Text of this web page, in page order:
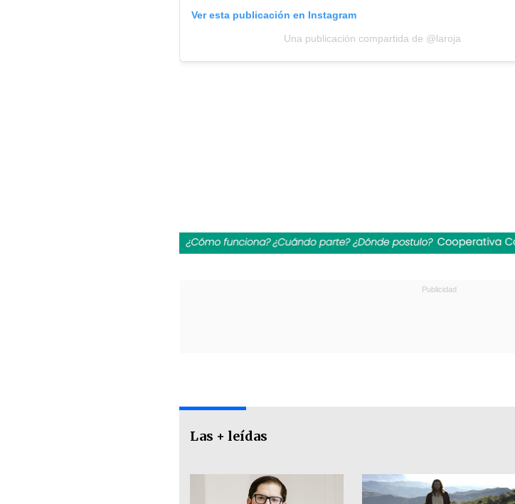
Ver esta publicación en Instagram
Una publicación compartida de @laroja
Las + leídas